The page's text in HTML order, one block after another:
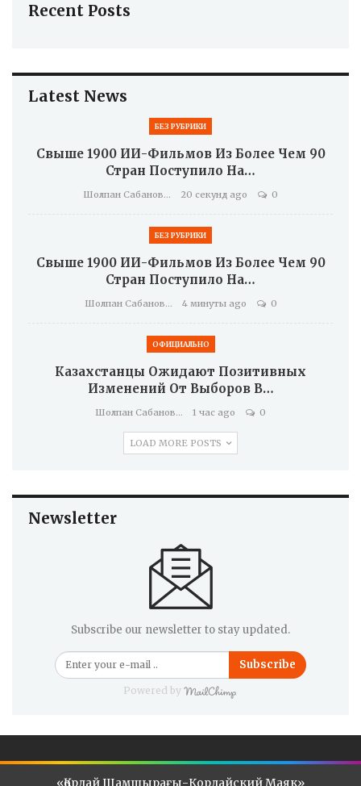
Recent Posts
Latest News
БЕЗ РУБРИКИ
Свыше 1900 ИИ-Фильмов Из Более Чем 90
Стран Поступило На…
Шолпан Сабанова 20 секунд ago 0
БЕЗ РУБРИКИ
Свыше 1900 ИИ-Фильмов Из Более Чем 90
Стран Поступило На…
Шолпан Сабанова 4 минуты ago 0
ОФИЦИАЛЬНО
Казахстанцы Ожидают Позитивных
Изменений От Выборов В…
Шолпан Сабанова 1 час ago 0
LOAD MORE POSTS
Newsletter
Subscribe our newsletter to stay updated.
Subscribe
Powered by
«Қордай Шамшырағы-Кордайский Маяк»